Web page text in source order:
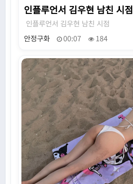
인플루언서 김우현 남친 시점
인플루언서 김우현 남친 시점
안정구화
00:07 184